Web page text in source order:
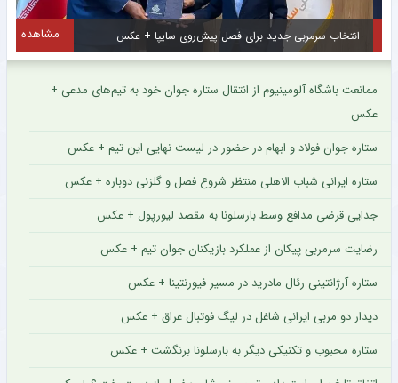
انتخاب سرمربی جدید برای فصل پیش‌روی سایپا + عکس مشاهده
ممانعت باشگاه آلومینیوم از انتقال ستاره جوان خود به تیم‌های مدعی +
عکس
ستاره جوان فولاد و ابهام در حضور در لیست نهایی این تیم + عکس
ستاره ایرانی شباب الاهلی منتظر شروع فصل و گلزنی دوباره + عکس
جدایی قرضی مدافع وسط بارسلونا به مقصد لیورپول + عکس
رضایت سرمربی پیکان از عملکرد بازیکنان جوان تیم + عکس
ستاره آرژانتینی رئال مادرید در مسیر فیورنتینا + عکس
دیدار دو مربی ایرانی شاغل در لیگ فوتبال عراق + عکس
ستاره محبوب و تکنیکی دیگر به بارسلونا برنگشت + عکس